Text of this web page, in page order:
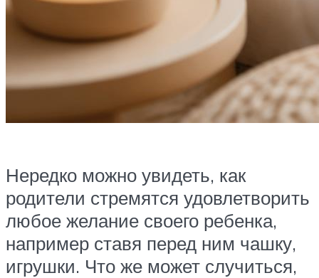
Нередко можно увидеть, как
родители стремятся удовлетворить
любое желание своего ребенка,
например ставя перед ним чашку,
игрушки. Что же может случиться,